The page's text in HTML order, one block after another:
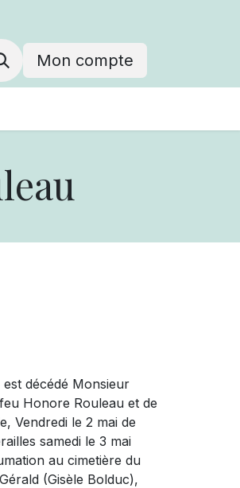
Mon compte
décédé Monsieur
Honore Rouleau et de
Vendredi le 2 mai de
samedi le 3 mai
au cimetière du
(Gisèle Bolduc),